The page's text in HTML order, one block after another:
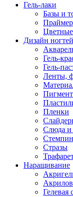
Гель-лаки
Базы и
Цветные
Дизайн ногтей
Гель-
Гель-
Ленты,
Пленки
Слюда и
Стразы
Наращивание
Гелевая